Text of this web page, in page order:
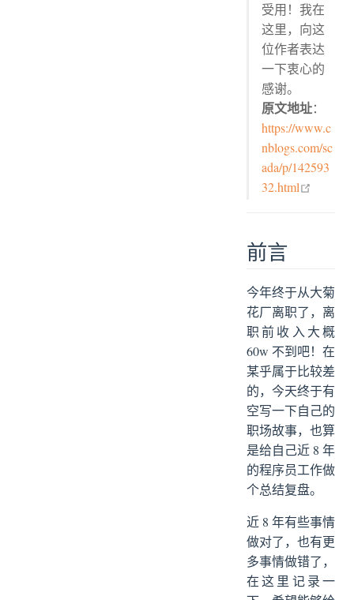
项目结束，离职
入职华为
2019 年
成功转正
备孕成功
在家办公
提出离职
受用！我在
这里，向这
位作者表达
一下衷心的
感谢。
原文地址：
https://www.c
nblogs.com/sc
ada/p/142593
32.html
前言
今年终于从大菊
花厂离职了，离
职前收入大概
60w 不到吧！在
某乎属于比较差
的，今天终于有
空写一下自己的
职场故事，也算
是给自己近 8 年
的程序员工作做
个总结复盘。
近 8 年有些事情
做对了，也有更
多事情做错了，
在这里记录一